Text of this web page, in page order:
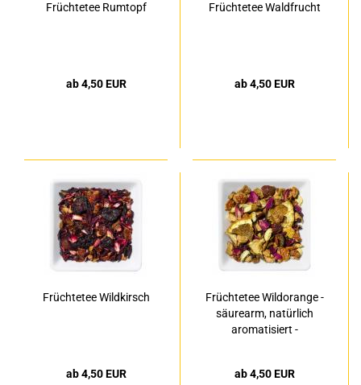
Früchtetee Rumtopf
ab 4,50 EUR
Früchtetee Waldfrucht
ab 4,50 EUR
Früchtetee Wildkirsch
ab 4,50 EUR
Früchtetee Wildorange -
säurearm, natürlich
aromatisiert -
ab 4,50 EUR